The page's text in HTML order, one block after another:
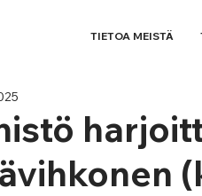
TIETOA MEISTÄ